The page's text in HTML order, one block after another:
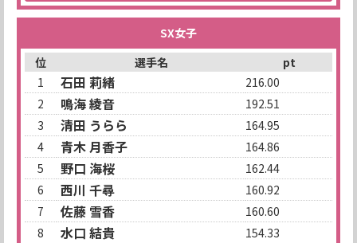
SX女子
位
選手名
pt
1
石田 莉緒
216.00
2
鳴海 綾音
192.51
3
清田 うらら
164.95
4
青木 月香子
164.86
5
野口 海桜
162.44
6
西川 千尋
160.92
7
佐藤 雪香
160.60
8
水口 結貴
154.33